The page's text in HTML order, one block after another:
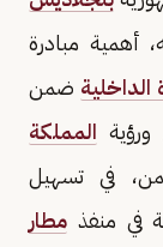
أهمية مبادرة
الداخلية ضمن
المملكة
في تسهيل
في منفذ مطار